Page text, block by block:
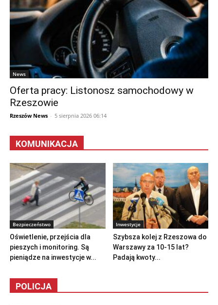
News
Oferta pracy: Listonosz samochodowy w
Rzeszowie
Rzeszów News - 5 sierpnia 2026 06:14
KOMUNIKACJA
Bezpieczeństwo
Oświetlenie, przejścia dla
pieszych i monitoring. Są
pieniądze na inwestycje w...
Inwestycje
Szybsza kolej z Rzeszowa do
Warszawy za 10-15 lat?
Padają kwoty...
POLICJA